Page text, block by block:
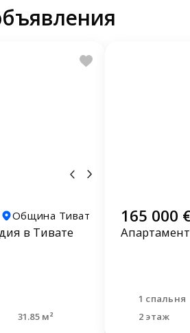
Община Тиват
в Тивате
31.85 м²
165 000
1 спальня
2 этаж